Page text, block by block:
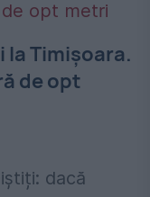
Timișoara.
de opt
dacă